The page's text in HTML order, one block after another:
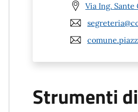
Via Ing. Sante
Strumenti